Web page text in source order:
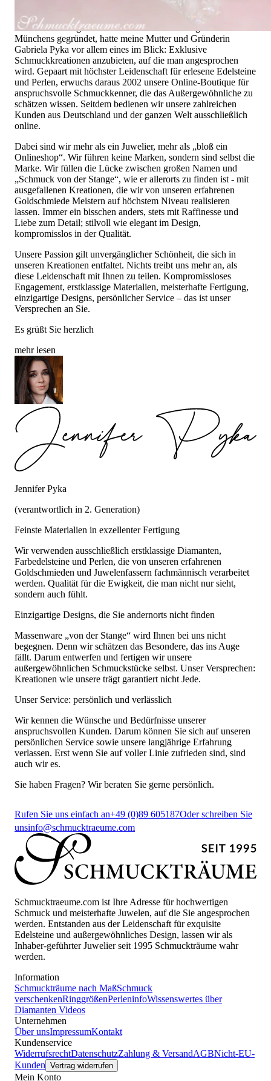
Hochwertiger Schmuck ist mehr als „nur ein Accessoire“ - das
ist nicht nur unsere Überzeugung, sondern auch der Gedanke,
mit dem alles begann. 1995 als kleines Juweliergeschäft nahe
Münchens gegründet, hatte meine Mutter und Gründerin
Gabriela Pyka vor allem eines im Blick: Exklusive
Schmuckkreationen anzubieten, auf die man angesprochen
wird. Gepaart mit höchster Leidenschaft für erlesene Edelsteine
und Perlen, erwuchs daraus 2002 unsere Online-Boutique für
anspruchsvolle Schmuckkenner, die das Außergewöhnliche zu
schätzen wissen. Seitdem bedienen wir unsere zahlreichen
Kunden aus Deutschland und der ganzen Welt ausschließlich
online.
Dabei sind wir mehr als ein Juwelier, mehr als „bloß ein
Onlineshop“. Wir führen keine Marken, sondern sind selbst die
Marke. Wir füllen die Lücke zwischen großen Namen und
„Schmuck von der Stange“, wie er allerorts zu finden ist - mit
ausgefallenen Kreationen, die wir von unseren erfahrenen
Goldschmiede Meistern auf höchstem Niveau realisieren
lassen. Immer ein bisschen anders, stets mit Raffinesse und
Liebe zum Detail; stilvoll wie elegant im Design,
kompromisslos in der Qualität.
Unsere Passion gilt unvergänglicher Schönheit, die sich in
unseren Kreationen entfaltet. Nichts treibt uns mehr an, als
diese Leidenschaft mit Ihnen zu teilen. Kompromissloses
Engagement, erstklassige Materialien, meisterhafte Fertigung,
einzigartige Designs, persönlicher Service – das ist unser
Versprechen an Sie.
Es grüßt Sie herzlich
mehr lesen
Jennifer Pyka
(verantwortlich in 2. Generation)
Feinste Materialien in exzellenter Fertigung
Wir verwenden ausschließlich erstklassige Diamanten,
Farbedelsteine und Perlen, die von unseren erfahrenen
Goldschmieden und Juwelenfassern fachmännisch verarbeitet
werden. Qualität für die Ewigkeit, die man nicht nur sieht,
sondern auch fühlt.
Einzigartige Designs, die Sie andernorts nicht finden
Massenware „von der Stange“ wird Ihnen bei uns nicht
begegnen. Denn wir schätzen das Besondere, das ins Auge
fällt. Darum entwerfen und fertigen wir unsere
außergewöhnlichen Schmuckstücke selbst. Unser Versprechen:
Kreationen wie unsere trägt garantiert nicht Jede.
Unser Service: persönlich und verlässlich
Wir kennen die Wünsche und Bedürfnisse unserer
anspruchsvollen Kunden. Darum können Sie sich auf unseren
persönlichen Service sowie unsere langjährige Erfahrung
verlassen. Erst wenn Sie auf voller Linie zufrieden sind, sind
auch wir es.
Sie haben Fragen? Wir beraten Sie gerne persönlich.
Rufen Sie uns einfach an+49 (0)89 605187Oder schreiben Sie
unsinfo@schmucktraeume.com
Schmucktraeume.com ist Ihre Adresse für hochwertigen
Schmuck und meisterhafte Juwelen, auf die Sie angesprochen
werden. Entstanden aus der Leidenschaft für exquisite
Edelsteine und außergewöhnliches Design, lassen wir als
Inhaber-geführter Juwelier seit 1995 Schmuckträume wahr
werden.
Information
Schmuckträume nach MaßSchmuck
verschenkenRinggrößenPerleninfoWissenswertes über
Diamanten Videos
Unternehmen
Über unsImpressumKontakt
Kundenservice
WiderrufsrechtDatenschutzZahlung & VersandAGBNicht-EU-
Kunden Vertrag widerrufen
Mein Konto